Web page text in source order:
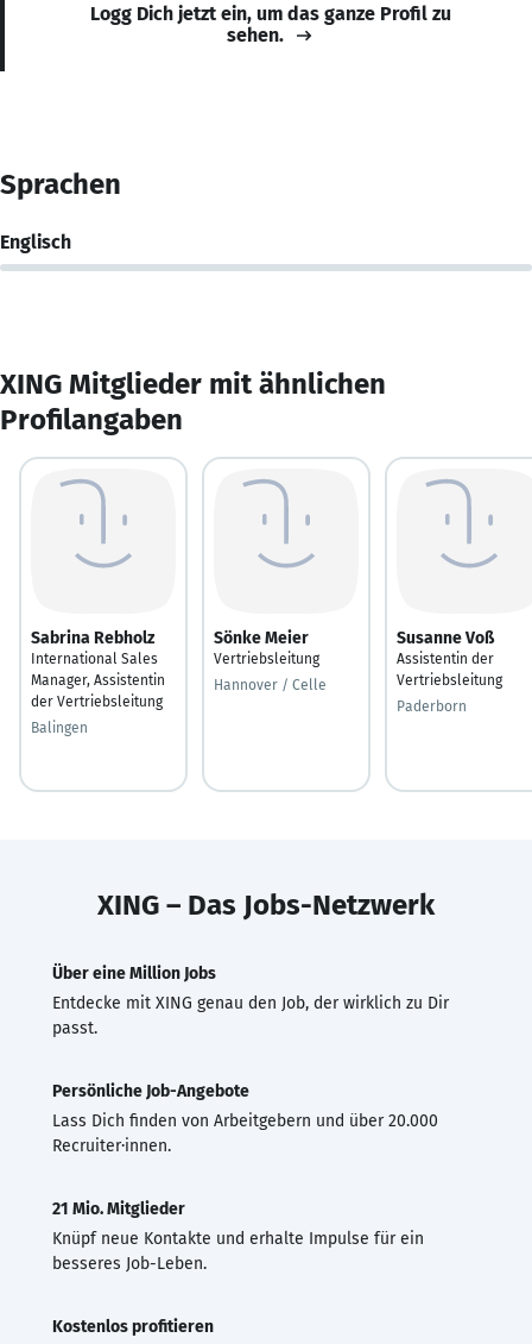
Logg Dich jetzt ein, um das ganze Profil zu
sehen.
Sprachen
Englisch
XING Mitglieder mit ähnlichen
Profilangaben
Sabrina Rebholz
International Sales
Manager, Assistentin
der Vertriebsleitung
Balingen
Sönke Meier
Vertriebsleitung
Hannover / Celle
Susanne Voß
Assistentin der
Vertriebsleitung
Paderborn
XING – Das Jobs-Netzwerk
Über eine Million Jobs
Entdecke mit XING genau den Job, der wirklich zu Dir
passt.
Persönliche Job-Angebote
Lass Dich finden von Arbeitgebern und über 20.000
Recruiter·innen.
21 Mio. Mitglieder
Knüpf neue Kontakte und erhalte Impulse für ein
besseres Job-Leben.
Kostenlos profitieren